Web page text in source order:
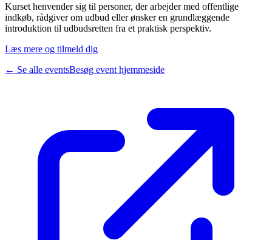
Kurset henvender sig til personer, der arbejder med offentlige
indkøb, rådgiver om udbud eller ønsker en grundlæggende
introduktion til udbudsretten fra et praktisk perspektiv.
Læs mere og tilmeld dig
← Se alle eventsBesøg event hjemmeside